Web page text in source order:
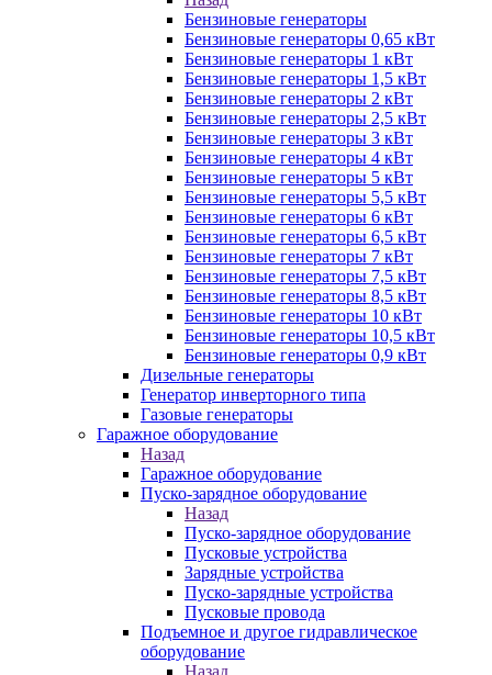
Бензиновые генераторы
Бензиновые генераторы 0,65 кВт
Бензиновые генераторы 1 кВт
Бензиновые генераторы 1,5 кВт
Бензиновые генераторы 2 кВт
Бензиновые генераторы 2,5 кВт
Бензиновые генераторы 3 кВт
Бензиновые генераторы 4 кВт
Бензиновые генераторы 5 кВт
Бензиновые генераторы 5,5 кВт
Бензиновые генераторы 6 кВт
Бензиновые генераторы 6,5 кВт
Бензиновые генераторы 7 кВт
Бензиновые генераторы 7,5 кВт
Бензиновые генераторы 8,5 кВт
Бензиновые генераторы 10 кВт
Бензиновые генераторы 10,5 кВт
Бензиновые генераторы 0,9 кВт
Дизельные генераторы
Генератор инверторного типа
Газовые генераторы
Гаражное оборудование
Назад
Гаражное оборудование
Пуско-зарядное оборудование
Назад
Пуско-зарядное оборудование
Пусковые устройства
Зарядные устройства
Пуско-зарядные устройства
Пусковые провода
Подъемное и другое гидравлическое
оборудование
Назад